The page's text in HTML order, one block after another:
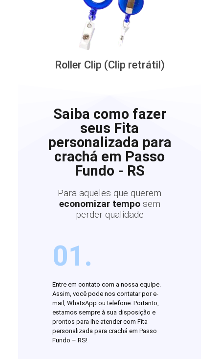
Roller Clip (Clip retrátil)
Saiba como fazer
seus Fita
personalizada para
crachá em Passo
Fundo - RS
Para aqueles que querem
economizar tempo sem
perder qualidade
01.
Entre em contato com a nossa equipe.
Assim, você pode nos contatar por e-
mail, WhatsApp ou telefone. Portanto,
estamos sempre à sua disposição e
prontos para lhe atender com Fita
personalizada para crachá em Passo
Fundo – RS!